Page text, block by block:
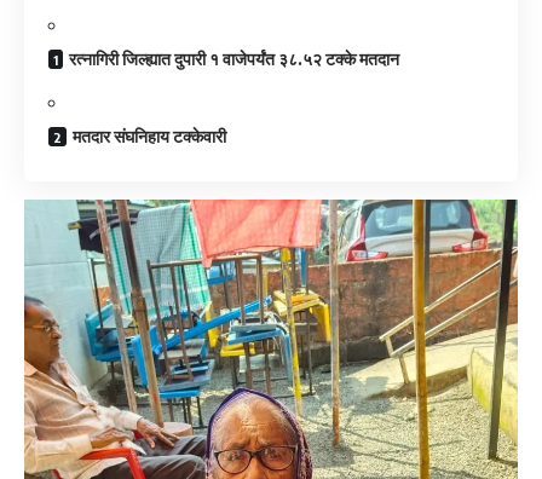
रत्नागिरी जिल्ह्यात दुपारी १ वाजेपर्यंत ३८.५२ टक्के मतदान
मतदार संघनिहाय टक्केवारी